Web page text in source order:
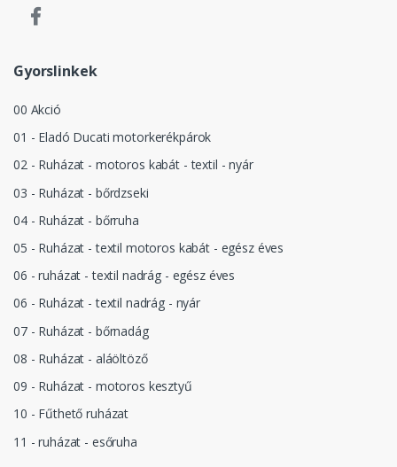
Gyorslinkek
00 Akció
01 - Eladó Ducati motorkerékpárok
02 - Ruházat - motoros kabát - textil - nyár
03 - Ruházat - bőrdzseki
04 - Ruházat - bőrruha
05 - Ruházat - textil motoros kabát - egész éves
06 - ruházat - textil nadrág - egész éves
06 - Ruházat - textil nadrág - nyár
07 - Ruházat - bőrnadág
08 - Ruházat - aláöltöző
09 - Ruházat - motoros kesztyű
10 - Fűthető ruházat
11 - ruházat - esőruha